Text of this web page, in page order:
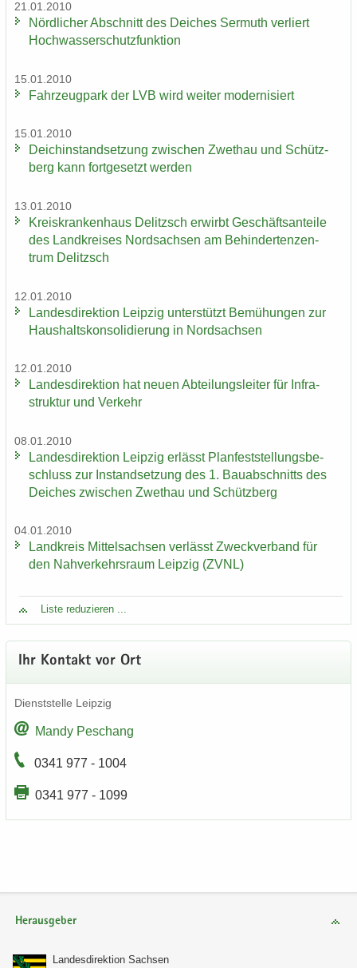
21.01.2010
Nörd­li­cher Ab­schnitt des Dei­ches Ser­muth ver­liert
Hoch­was­ser­schutz­funk­ti­on
15.01.2010
Fahr­zeug­park der LVB wird wei­ter mo­der­ni­siert
15.01.2010
Deich­in­stand­set­zung zwi­schen Zwet­hau und Schütz­
berg kann fort­ge­setzt wer­den
13.01.2010
Kreis­kran­ken­haus De­litzsch er­wirbt Ge­schäfts­an­tei­le
des Land­krei­ses Nord­sach­sen am Be­hin­der­ten­zen­
trum De­litzsch
12.01.2010
Lan­des­di­rek­ti­on Leip­zig un­ter­stützt Be­mü­hun­gen zur
Haus­halts­kon­so­li­die­rung in Nord­sach­sen
12.01.2010
Lan­des­di­rek­ti­on hat neuen Ab­tei­lungs­lei­ter für In­fra­
struk­tur und Ver­kehr
08.01.2010
Lan­des­di­rek­ti­on Leip­zig er­lässt Plan­fest­stel­lungs­be­
schluss zur In­stand­set­zung des 1. Bau­ab­schnitts des
Dei­ches zwi­schen Zwet­hau und Schütz­berg
04.01.2010
Land­kreis Mit­tel­sach­sen ver­lässt Zweck­ver­band für
den Nah­ver­kehrs­raum Leip­zig (ZVNL)
Liste re­du­zie­ren ...
Ihr Kon­takt vor Ort
Dienst­stel­le Leip­zig
Mandy Peschang
0341 977 - 1004
0341 977 - 1099
Herausgeber
Lan­des­di­rek­ti­on Sach­sen